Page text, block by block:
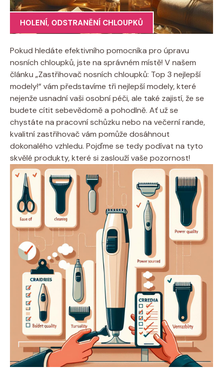
HOLENÍ, ODSTRANĚNÍ CHLOUPKŮ
Pokud hledáte efektivního pomocníka pro úpravu
nosních chloupků, jste na správném místě! V našem
článku „Zastřihovač nosních chloupků: Top 3 nejlepší
modely!“ vám představíme tři nejlepší modely, které
nejenže usnadní vaši osobní péči, ale také zajistí, že se
budete cítit sebevědomě a pohodlně. Ať už se
chystáte na pracovní schůzku nebo na večerní rande,
kvalitní zastřihovač vám pomůže dosáhnout
dokonalého vzhledu. Pojďme se tedy podívat na tyto
skvělé produkty, které si zaslouží vaše pozornost!